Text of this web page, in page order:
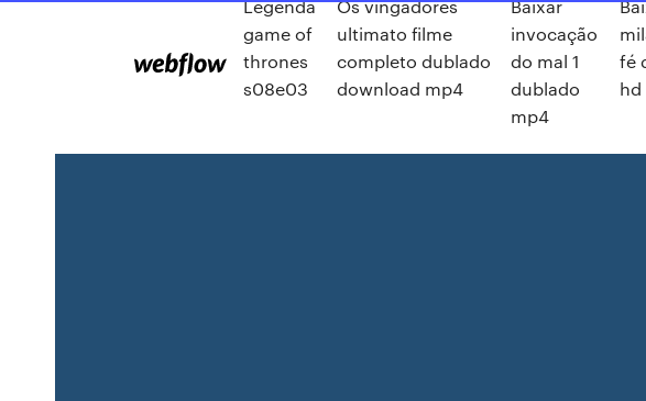
Legenda
game of
thrones
s08e03
Os vingadores
ultimato filme
completo dublado
download mp4
Baixar
invocação
do mal 1
dublado
mp4
fé
hd